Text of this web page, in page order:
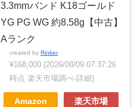
3.3mmバンド K18ゴールド
YG PG WG 約8.58g【中古】
Aランク
created by Rinker
¥168,000 (2026/08/09 07:37:26
時点 楽天市場調べ-詳細)
Amazon 楽天市場